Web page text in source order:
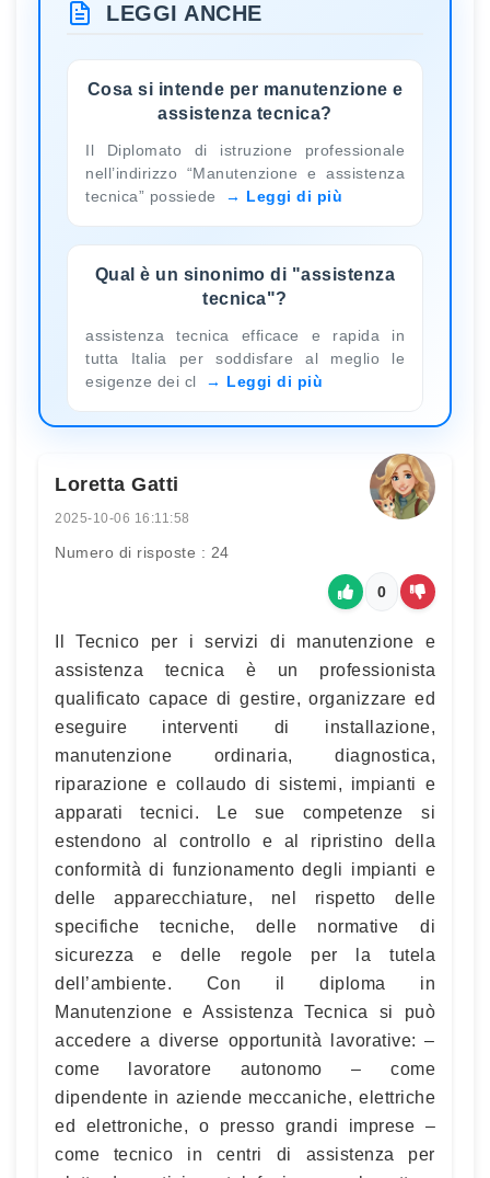
LEGGI ANCHE
Cosa si intende per manutenzione e
assistenza tecnica?
Il Diplomato di istruzione professionale
nell’indirizzo “Manutenzione e assistenza
tecnica” possiede
Leggi di più
Qual è un sinonimo di "assistenza
tecnica"?
assistenza tecnica efficace e rapida in
tutta Italia per soddisfare al meglio le
esigenze dei cl
Leggi di più
Loretta Gatti
2025-10-06 16:11:58
Numero di risposte : 24
0
Il Tecnico per i servizi di manutenzione e
assistenza tecnica è un professionista
qualificato capace di gestire, organizzare ed
eseguire interventi di installazione,
manutenzione ordinaria, diagnostica,
riparazione e collaudo di sistemi, impianti e
apparati tecnici. Le sue competenze si
estendono al controllo e al ripristino della
conformità di funzionamento degli impianti e
delle apparecchiature, nel rispetto delle
specifiche tecniche, delle normative di
sicurezza e delle regole per la tutela
dell’ambiente. Con il diploma in
Manutenzione e Assistenza Tecnica si può
accedere a diverse opportunità lavorative: –
come lavoratore autonomo – come
dipendente in aziende meccaniche, elettriche
ed elettroniche, o presso grandi imprese –
come tecnico in centri di assistenza per